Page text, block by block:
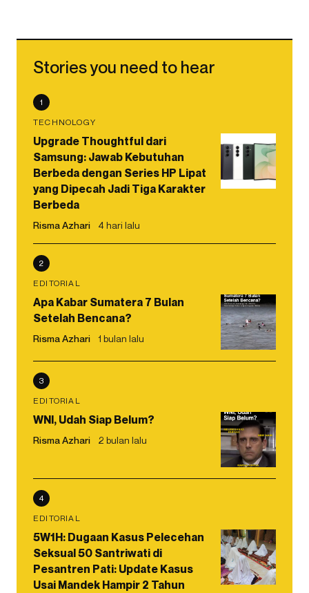
Stories you need to hear
1
TECHNOLOGY
Upgrade Thoughtful dari
Samsung: Jawab Kebutuhan
Berbeda dengan Series HP Lipat
yang Dipecah Jadi Tiga Karakter
Berbeda
Risma Azhari 4 hari lalu
2
EDITORIAL
Apa Kabar Sumatera 7 Bulan
Setelah Bencana?
Risma Azhari 1 bulan lalu
3
EDITORIAL
WNI, Udah Siap Belum?
Risma Azhari 2 bulan lalu
4
EDITORIAL
5W1H: Dugaan Kasus Pelecehan
Seksual 50 Santriwati di
Pesantren Pati: Update Kasus
Usai Mandek Hampir 2 Tahun